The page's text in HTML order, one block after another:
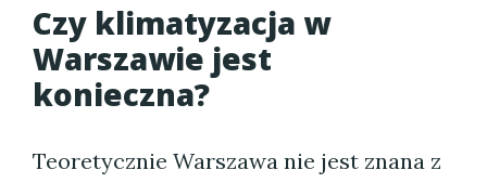
Czy klimatyzacja w
Warszawie jest
konieczna?
Teoretycznie Warszawa nie jest znana z